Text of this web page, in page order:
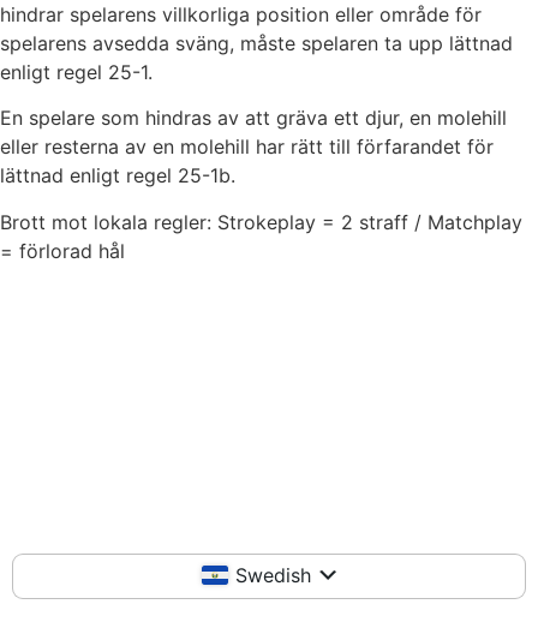
hindrar spelarens villkorliga position eller område för
spelarens avsedda sväng, måste spelaren ta upp lättnad
enligt regel 25-1.
En spelare som hindras av att gräva ett djur, en molehill
eller resterna av en molehill har rätt till förfarandet för
lättnad enligt regel 25-1b.
Brott mot lokala regler: Strokeplay = 2 straff / Matchplay
= förlorad hål
Swedish